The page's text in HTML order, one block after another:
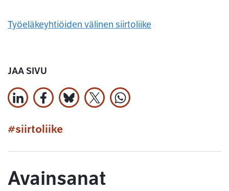
Työeläkeyhtiöiden välinen siirtoliike
JAA SIVU
Jaa LinkedInissä
Jaa Facebookissa
Jaa Bluesky:ssa
Jaa X:ssäJaa WhatsApissa
#siirtoliike
Avainsanat